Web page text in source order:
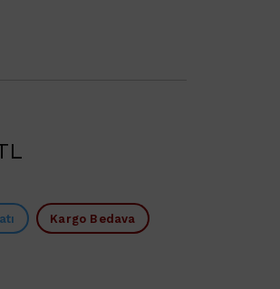
Kargo Bedava